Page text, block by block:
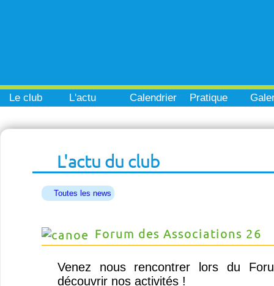
Le club L'actu Calendrier Pratique
L'actu du club
Toutes les news
Forum des Associations 26
Venez nous rencontrer lors du
découvrir nos activités !